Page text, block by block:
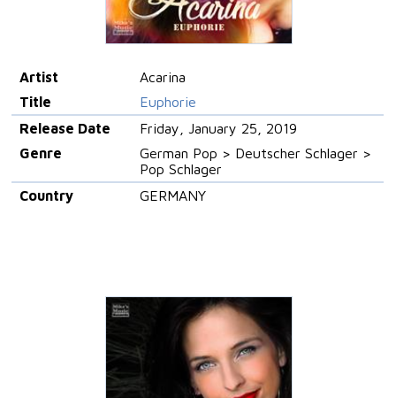
Artist
Acarina
Title
Euphorie
Release Date
Friday, January 25, 2019
Genre
German Pop > Deutscher Schlager >
Pop Schlager
Country
GERMANY